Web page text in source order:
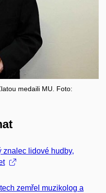
medaili MU. Foto:
znalec lidové hudby,
zemřel muzikolog a